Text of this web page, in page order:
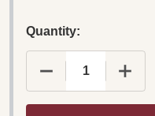
Quantity:
DECREASE